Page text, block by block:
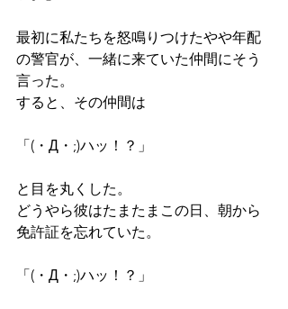
最初に私たちを怒鳴りつけたやや年配
の警官が、一緒に来ていた仲間にそう
言った。
すると、その仲間は
「(・Д・;)ハッ！？」
と目を丸くした。
どうやら彼はたまたまこの日、朝から
免許証を忘れていた。
「(・Д・;)ハッ！？」